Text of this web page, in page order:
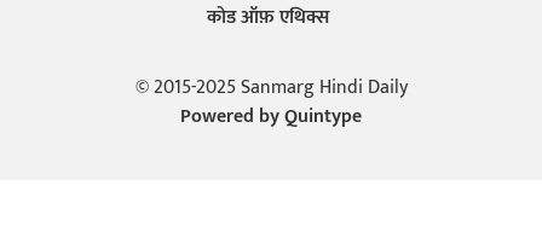
कोड ऑफ़ एथिक्स
© 2015-2025 Sanmarg Hindi Daily
Powered byQuintype